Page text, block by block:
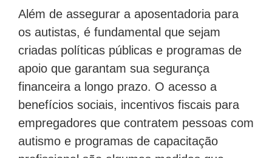
Além de assegurar a aposentadoria para
os autistas, é fundamental que sejam
criadas políticas públicas e programas de
apoio que garantam sua segurança
financeira a longo prazo. O acesso a
benefícios sociais, incentivos fiscais para
empregadores que contratem pessoas com
autismo e programas de capacitação